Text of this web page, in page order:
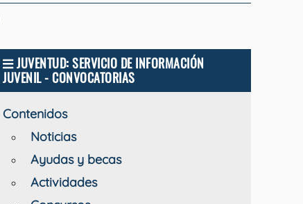
JUVENTUD: SERVICIO DE INFORMACIÓN
JUVENIL - CONVOCATORIAS
Contenidos
Noticias
Ayudas y becas
Actividades